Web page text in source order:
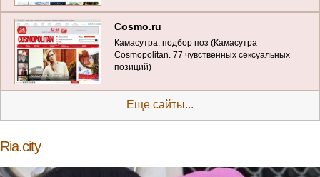
Восточной и Юго-Восточной Европы, Кавказа,
Центральной Азии и Ближнего Востока и на
Cosmo.ru
Камасутра: подбор поз (Камасутра
Cosmopolitan. 77 чувственных сексуальных
позиций)
Еще сайты...
Ria.city